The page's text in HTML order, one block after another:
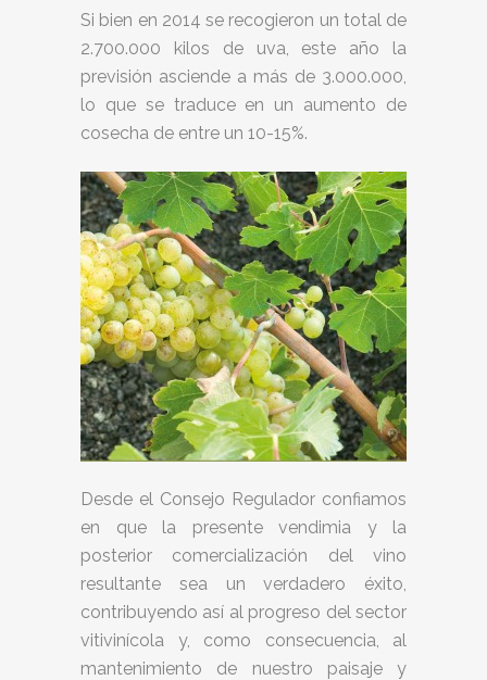
Si bien en 2014 se recogieron un total de
2.700.000 kilos de uva, este año la
previsión asciende a más de 3.000.000,
lo que se traduce en un aumento de
cosecha de entre un 10-15%.
Desde el Consejo Regulador confiamos
en que la presente vendimia y la
posterior comercialización del vino
resultante sea un verdadero éxito,
contribuyendo así al progreso del sector
vitivinícola y, como consecuencia, al
mantenimiento de nuestro paisaje y